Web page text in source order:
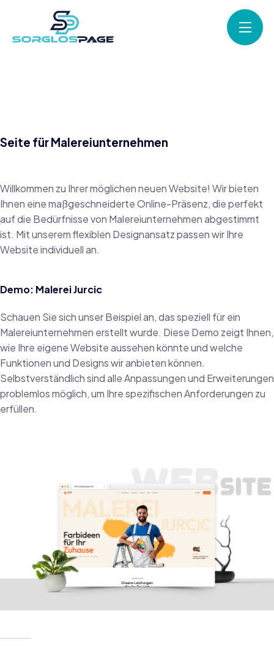
Seite für Malereiunternehmen
Willkommen zu Ihrer möglichen neuen Website! Wir bieten
Ihnen eine maßgeschneiderte Online-Präsenz, die perfekt
auf die Bedürfnisse von Malereiunternehmen abgestimmt
ist. Mit unserem flexiblen Designansatz passen wir Ihre
Website individuell an.
Demo: Malerei Jurcic
Schauen Sie sich unser Beispiel an, das speziell für ein
Malereiunternehmen erstellt wurde. Diese Demo zeigt Ihnen,
wie Ihre eigene Website aussehen könnte und welche
Funktionen und Designs wir anbieten können.
Selbstverständlich sind alle Anpassungen und Erweiterungen
problemlos möglich, um Ihre spezifischen Anforderungen zu
erfüllen.